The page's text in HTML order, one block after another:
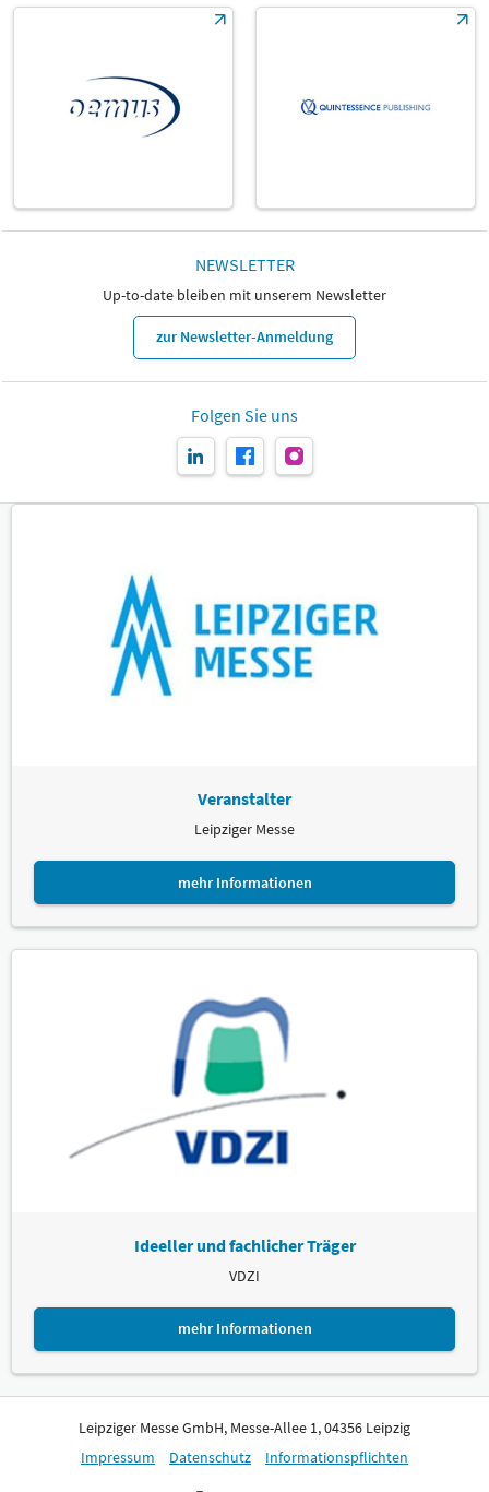
NEWSLETTER
Up-to-date bleiben mit unserem Newsletter
zur Newsletter-Anmeldung
Folgen Sie uns
Veranstalter
Leipziger Messe
mehr Informationen
Ideeller und fachlicher Träger
VDZI
mehr Informationen
Leipziger Messe GmbH, Messe-Allee 1, 04356 Leipzig
Impressum
Datenschutz Informationspflichten